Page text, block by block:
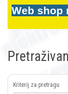
Web shop
Kriterij za pretragu